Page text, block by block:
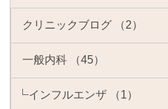
クリニックブログ （2）
一般内科 （45）
インフルエンザ （1）